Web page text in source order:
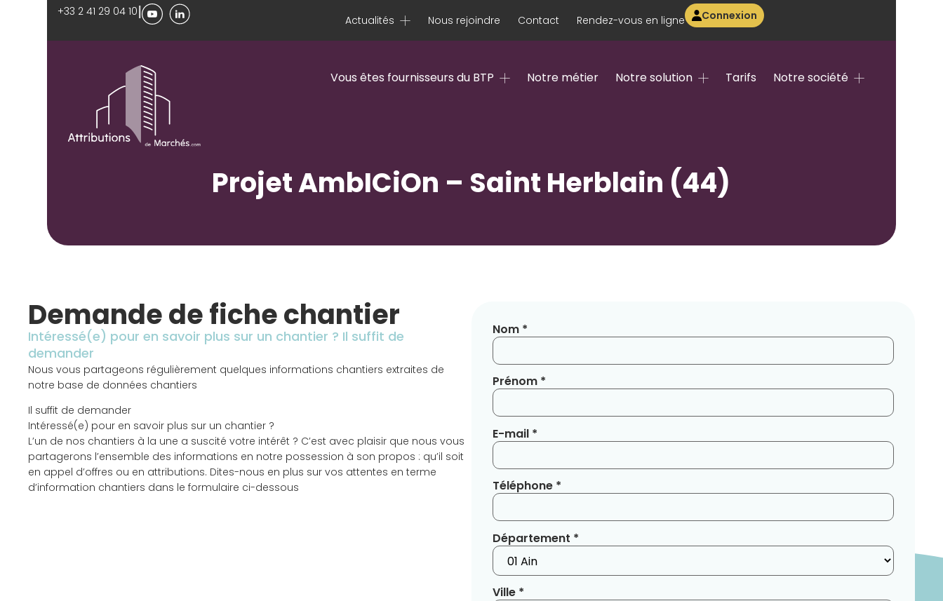
+33 2 41 29 04 10| Actualités Nous rejoindre Contact Rendez-vous en ligne Connexion
Vous êtes fournisseurs du BTP Notre métier Notre solution Tarifs Notre société
Projet AmbICiOn – Saint Herblain (44)
Demande de fiche chantier
Intéressé(e) pour en savoir plus sur un chantier ? Il suffit de
demander
Nous vous partageons régulièrement quelques informations chantiers extraites de
notre base de données chantiers
Il suffit de demander
Intéressé(e) pour en savoir plus sur un chantier ?
L’un de nos chantiers à la une a suscité votre intérêt ? C’est avec plaisir que nous vous
partagerons l’ensemble des informations en notre possession à son propos : qu’il soit
en appel d’offres ou en attributions. Dites-nous en plus sur vos attentes en terme
d’information chantiers dans le formulaire ci-dessous
Nom *
Prénom *
E-mail *
Téléphone *
Département *
Ville *